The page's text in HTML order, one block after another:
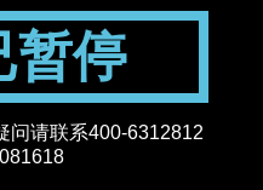
暂停
问请联系400-6312812